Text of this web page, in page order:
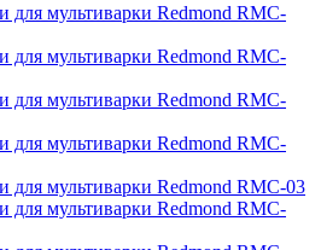
для мультиварки Redmond RMC-
для мультиварки Redmond RMC-
для мультиварки Redmond RMC-
для мультиварки Redmond RMC-
для мультиварки Redmond RMC-03
для мультиварки Redmond RMC-